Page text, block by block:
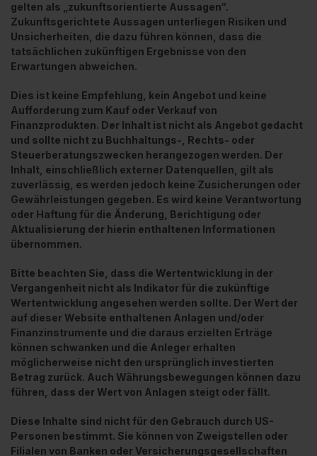
gelten als „zukunftsorientierte Aussagen“.
Zukunftsgerichtete Aussagen unterliegen Risiken und
Unsicherheiten, die dazu führen können, dass die
tatsächlichen zukünftigen Ergebnisse von den
Erwartungen abweichen.
Dies ist keine Empfehlung, kein Angebot und keine
Aufforderung zum Kauf oder Verkauf von
Finanzprodukten. Der Inhalt ist nicht als Angebot gedacht
und sollte nicht zu Buchhaltungs-, Rechts- oder
Steuerberatungszwecken herangezogen werden. Der
Inhalt, einschließlich externer Datenquellen, gilt als
zuverlässig, es werden jedoch keine Zusicherungen oder
Gewährleistungen gegeben. Es wird keine Verantwortung
oder Haftung für die Änderung, Berichtigung oder
Aktualisierung der hierin enthaltenen Informationen
übernommen.
Bitte beachten Sie, dass die Wertentwicklung in der
Vergangenheit nicht als Indikator für die zukünftige
Wertentwicklung angesehen werden sollte. Der Wert der
auf dieser Website enthaltenen Anlagen und/oder
Finanzinstrumente und die daraus erzielten Erträge
können schwanken und die Anleger erhalten
möglicherweise nicht den ursprünglich investierten
Betrag zurück. Auch Währungsbewegungen können dazu
führen, dass der Wert von Anlagen steigt oder fällt.
Diese Inhalte sind nicht für den Gebrauch durch US-
Personen bestimmt. Sie können von Zweigstellen oder
Filialen von Banken oder Versicherungsgesellschaften